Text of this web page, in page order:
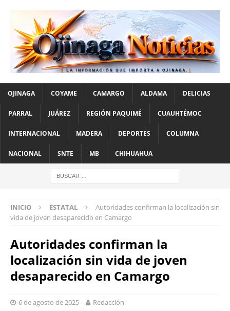
OJINAGA COYAME CAMARGO ALDAMA DELICIAS
PARRAL JUÁREZ REGIÓN PAQUIMÉ CUAUHTÉMOC
INTERNACIONAL MADERA DEPORTES COLUMNA
NACIONAL SNTE MB CHIHUAHUA
INICIO ESTATAL
Autoridades confirman la localización sin
vida de joven desaparecido en Camargo
Autoridades confirman la
localización sin vida de joven
desaparecido en Camargo
6 de agosto de 2025 Redacción